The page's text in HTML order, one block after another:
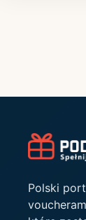
Polski